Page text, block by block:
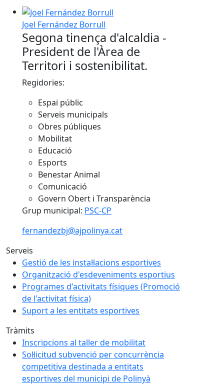
Joel Fernández Borrull
Segona tinença d'alcaldia -
President de l'Àrea de
Territori i sostenibilitat.
Regidories:
Espai públic
Serveis municipals
Obres públiques
Mobilitat
Educació
Esports
Benestar Animal
Comunicació
Govern Obert i Transparència
Grup municipal: PSC-CP
fernandezbj@ajpolinya.cat
Serveis
Gestió de les instal·lacions esportives
Organització d'esdeveniments esportius
Programes d'activitats físiques (Promoció
de l'activitat física)
Suport a les entitats esportives
Tràmits
Inscripcions al taller de mobilitat
Sol·licitud subvenció per concurrència
competitiva destinada a entitats
esportives del municipi de Polinyà